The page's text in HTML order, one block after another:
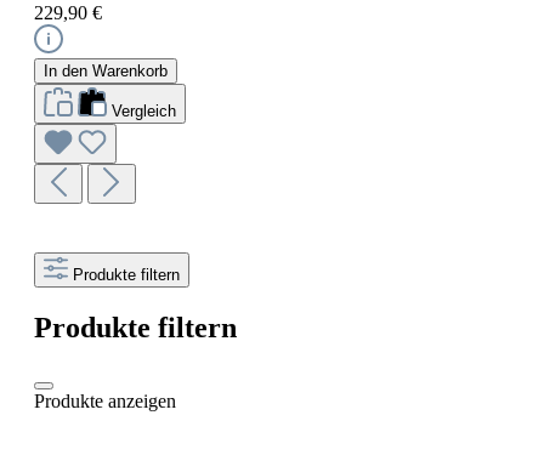
229,90 €
In den Warenkorb
Vergleich
Produkte filtern
Produkte filtern
Produkte anzeigen